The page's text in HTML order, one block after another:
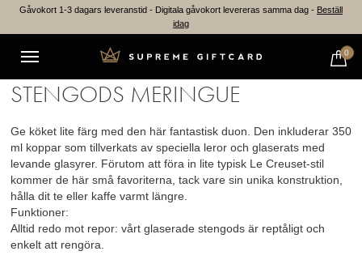
Gåvokort 1-3 dagars leveranstid - Digitala gåvokort levereras samma dag - Beställ
idag
0
LE CREUSET – SET M/ 2 MUGGAR
STENGODS MERINGUE
Ge köket lite färg med den här fantastisk duon. Den inkluderar 350
ml koppar som tillverkats av speciella leror och glaserats med
levande glasyrer. Förutom att föra in lite typisk Le Creuset-stil
kommer de här små favoriterna, tack vare sin unika konstruktion,
hålla dit te eller kaffe varmt längre.
Funktioner:
Alltid redo mot repor: vårt glaserade stengods är reptåligt och
enkelt att rengöra.